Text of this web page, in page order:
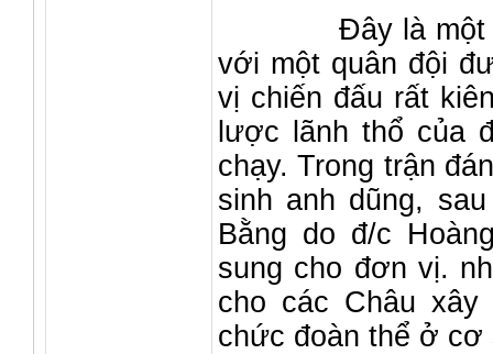
Đây là một trận
với một quân đội
vị chiến đấu rất
lược lãnh thổ của
chạy. Trong trận
sinh anh dũng,
Bằng do đ/c
sung cho đơn vị.
cho các Châu
chức đoàn thể ở cơ